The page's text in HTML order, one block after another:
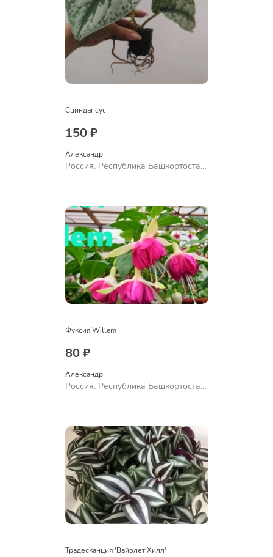
Сциндапсус
150 ₽
Александр
Россия, Республика Башкортостан,
Фуксия Willem
80 ₽
Александр
Россия, Республика Башкортостан,
Традесканция 'Вайолет Хилл'